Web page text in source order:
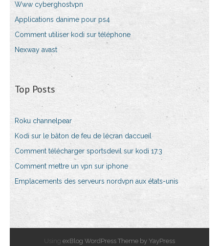
Www cyberghostvpn
Applications danime pour ps4
Comment utiliser kodi sur téléphone
Nexway avast
Top Posts
Roku channelpear
Kodi sur le bâton de feu de lécran daccueil
Comment télécharger sportsdevil sur kodi 17.3
Comment mettre un vpn sur iphone
Emplacements des serveurs nordvpn aux états-unis
Using exBlog WordPress Theme by YayPress